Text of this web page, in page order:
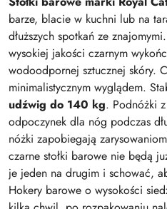
barze, blacie w kuchni lub na
dłuższych spotkań ze
wysokiej jakości czarnym
wodoodpornej sztucznej skóry.
minimalistycznym wyglądem.
udźwig do 140 kg. Podnóżki
odpoczynek dla nóg podczas
nóżki zapobiegają
czarne stołki barowe nie będą
je jeden na drugim i schować,
Hokery barowe o wysokości